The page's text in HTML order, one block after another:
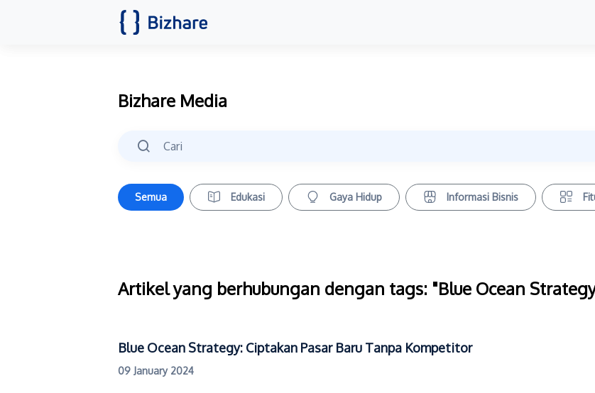
Bizhare Media
Semua Edukasi Gaya Hidup Informasi Bisnis
Artikel yang berhubungan dengan tags: "Blue Ocean
Blue Ocean Strategy: Ciptakan Pasar Baru Tanpa Kompetitor
09 January 2024